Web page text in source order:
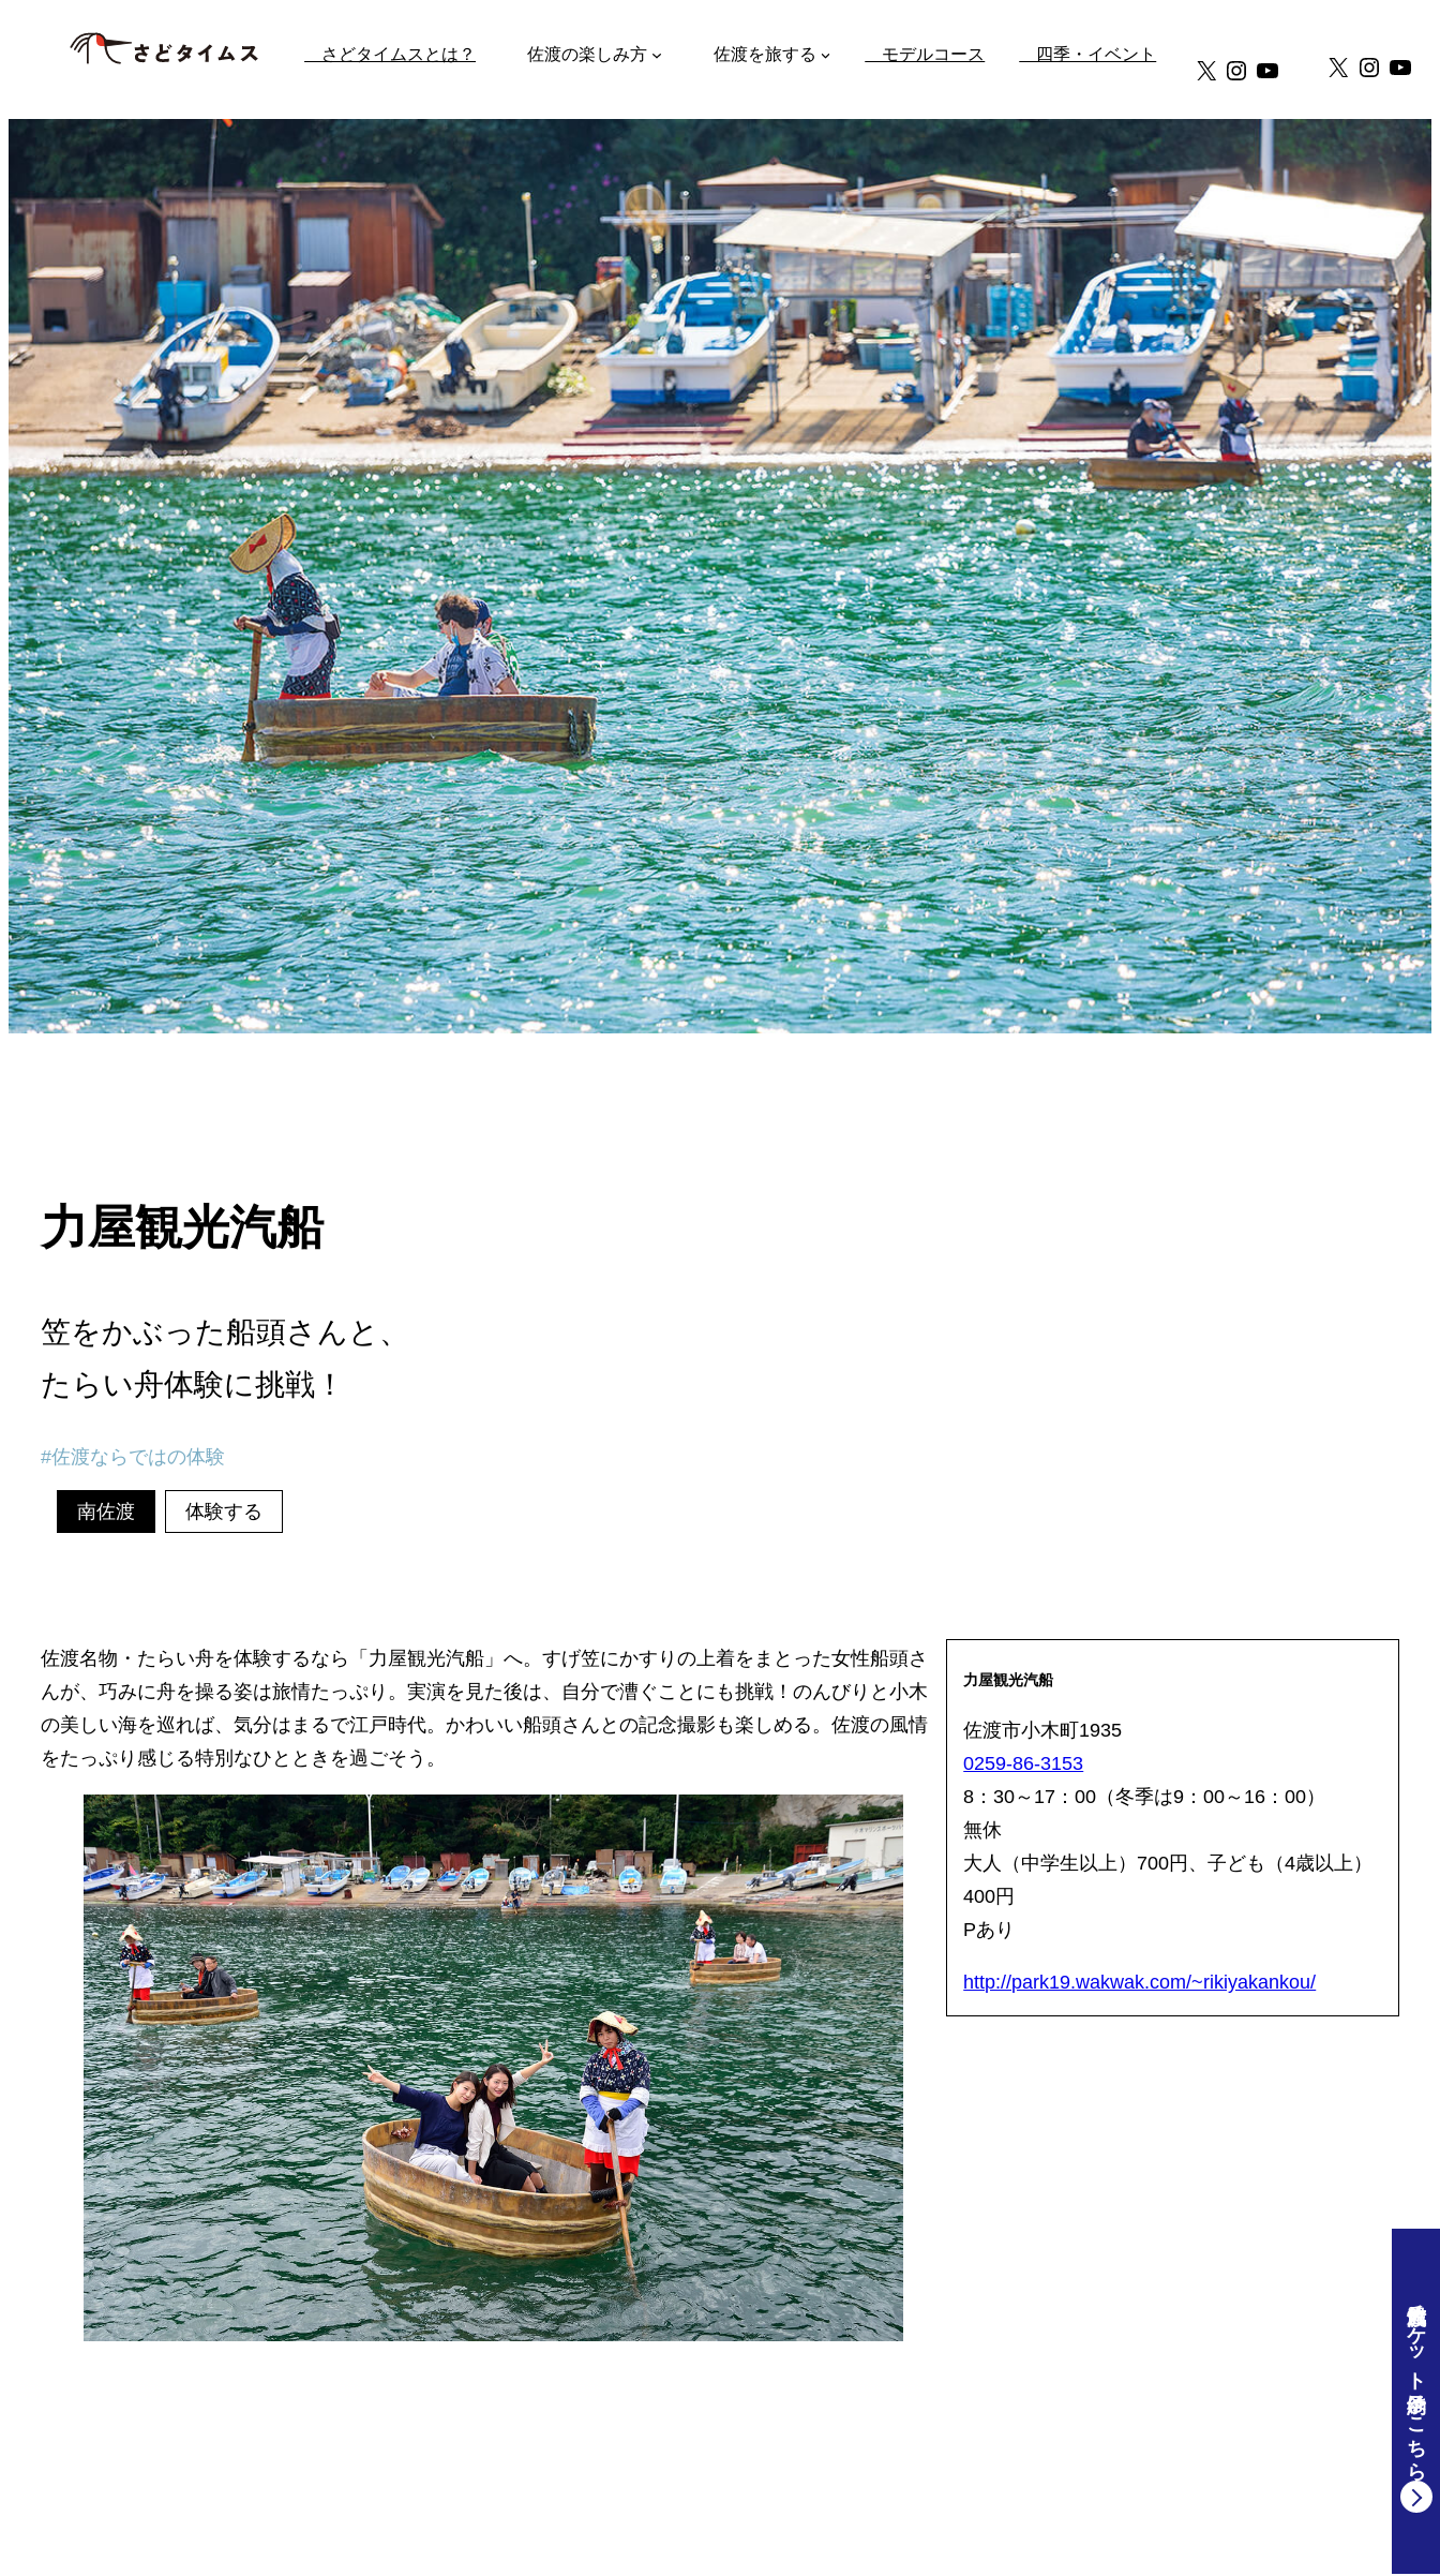
ス
さどタイムスとは？ 佐渡の楽しみ方 佐渡を旅する モデルコース 四季・イベント X Instagram
YouTube
X
佐渡汽船チケット予約はこちら
力屋観光汽船
笠をかぶった船頭さんと、
たらい舟体験に挑戦！
佐渡ならではの体験
南佐渡 体験する
佐渡名物・たらい舟を体験するなら「力屋観光汽船」へ。すげ笠にかすりの上着をまとった女性船頭さ
んが、巧みに舟を操る姿は旅情たっぷり。実演を見た後は、自分で漕ぐことにも挑戦！のんびりと小木
の美しい海を巡れば、気分はまるで江戸時代。かわいい船頭さんとの記念撮影も楽しめる。佐渡の風情
をたっぷり感じる特別なひとときを過ごそう。
力屋観光汽船
佐渡市小木町1935
0259-86-3153
8：30～17：00（冬季は9：00～16：00）
無休
大人（中学生以上）700円、子ども（4歳以上）
400円
Pあり
http://park19.wakwak.com/~rikiyakankou/